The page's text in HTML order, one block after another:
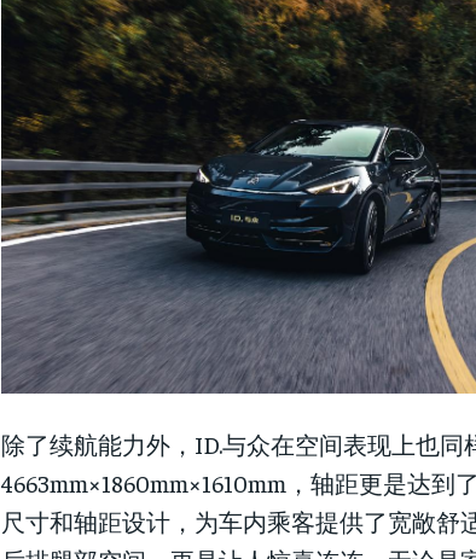
除了续航能力外，ID.与众在空间表现上也同
4663mm×1860mm×1610mm，轴距更是达到
尺寸和轴距设计，为车内乘客提供了宽敞舒